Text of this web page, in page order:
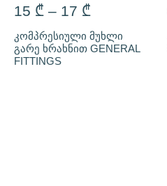
15 ₾ – 17 ₾
კომპრესიული მუხლი
გარე ხრახნით GENERAL
FITTINGS